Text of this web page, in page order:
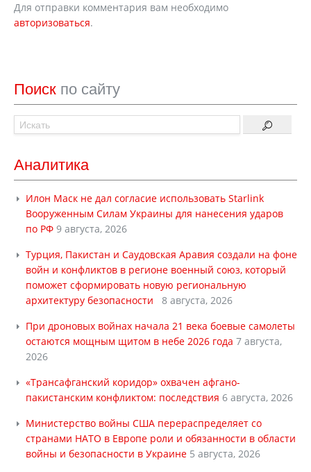
Для отправки комментария вам необходимо
авторизоваться.
Поиск по сайту
Аналитика
Илон Маск не дал согласие использовать Starlink
Вооруженным Силам Украины для нанесения ударов
по РФ 9 августа, 2026
Турция, Пакистан и Саудовская Аравия создали на фоне
войн и конфликтов в регионе военный союз, который
поможет сформировать новую региональную
архитектуру безопасности
8 августа, 2026
При дроновых войнах начала 21 века боевые самолеты
остаются мощным щитом в небе 2026 года 7 августа,
2026
«Трансафганский коридор» охвачен афгано-
пакистанским конфликтом: последствия 6 августа, 2026
Министерство войны США перераспределяет со
странами НАТО в Европе роли и обязанности в области
войны и безопасности в Украине 5 августа, 2026